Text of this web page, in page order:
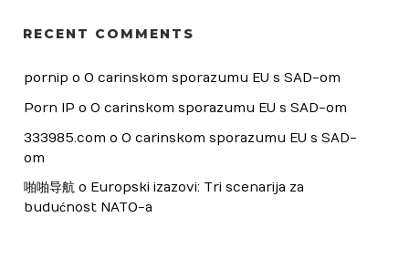
RECENT COMMENTS
pornip o O carinskom sporazumu EU s SAD-om
Porn IP o O carinskom sporazumu EU s SAD-om
333985.com o O carinskom sporazumu EU s SAD-
om
啪啪导航 o Europski izazovi: Tri scenarija za
budućnost NATO-a